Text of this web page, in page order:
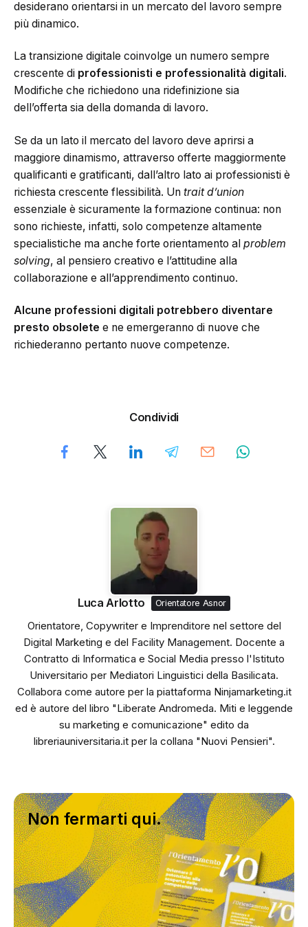
desiderano orientarsi in un mercato del lavoro sempre
più dinamico.
La transizione digitale coinvolge un numero sempre
crescente di professionisti e professionalità digitali.
Modifiche che richiedono una ridefinizione sia
dell’offerta sia della domanda di lavoro.
Se da un lato il mercato del lavoro deve aprirsi a
maggiore dinamismo, attraverso offerte maggiormente
qualificanti e gratificanti, dall’altro lato ai professionisti è
richiesta crescente flessibilità. Un trait d’union
essenziale è sicuramente la formazione continua: non
sono richieste, infatti, solo competenze altamente
specialistiche ma anche forte orientamento al problem
solving, al pensiero creativo e l’attitudine alla
collaborazione e all’apprendimento continuo.
Alcune professioni digitali potrebbero diventare
presto obsolete e ne emergeranno di nuove che
richiederanno pertanto nuove competenze.
Condividi
Luca Arlotto Orientatore Asnor
Orientatore, Copywriter e Imprenditore nel settore del
Digital Marketing e del Facility Management. Docente a
Contratto di Informatica e Social Media presso l'Istituto
Universitario per Mediatori Linguistici della Basilicata.
Collabora come autore per la piattaforma Ninjamarketing.it
ed è autore del libro "Liberate Andromeda. Miti e leggende
su marketing e comunicazione" edito da
libreriauniversitaria.it per la collana "Nuovi Pensieri".
Non fermarti qui.